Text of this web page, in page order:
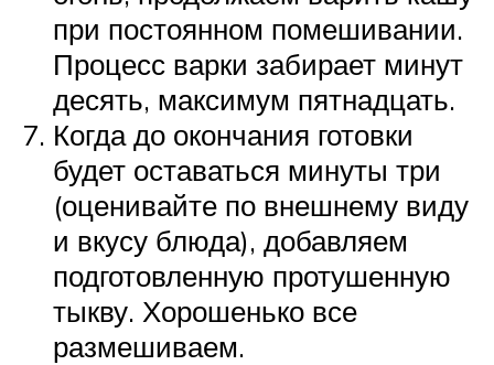
при постоянном помешивании.
Процесс варки забирает минут
десять, максимум пятнадцать.
Когда до окончания готовки
будет оставаться минуты три
(оценивайте по внешнему виду
и вкусу блюда), добавляем
подготовленную протушенную
тыкву. Хорошенько все
размешиваем.